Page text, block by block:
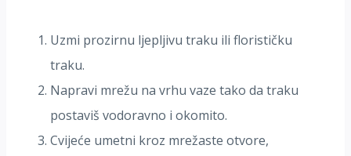
Uzmi prozirnu ljepljivu traku ili florističku
traku.
Napravi mrežu na vrhu vaze tako da traku
postaviš vodoravno i okomito.
Cvijeće umetni kroz mrežaste otvore,